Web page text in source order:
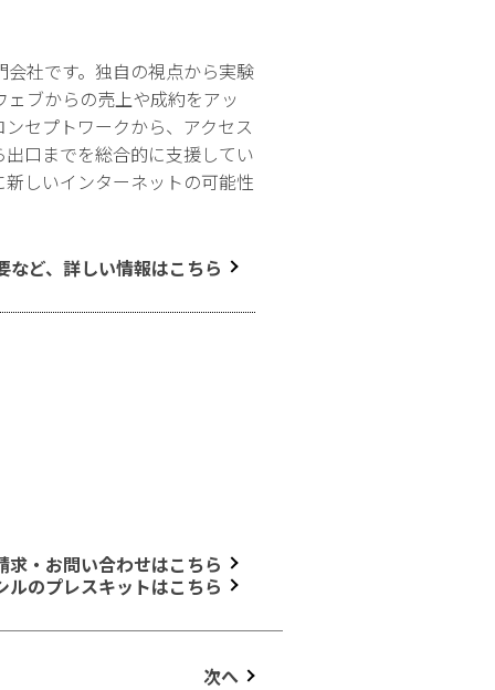
社です。独自の視点から実験
ブからの売上や成約をアッ
セプトワークから、アクセス
口までを総合的に支援してい
しいインターネットの可能性
など、詳しい情報はこちら
求・お問い合わせはこちら
ルのプレスキットはこちら
次へ